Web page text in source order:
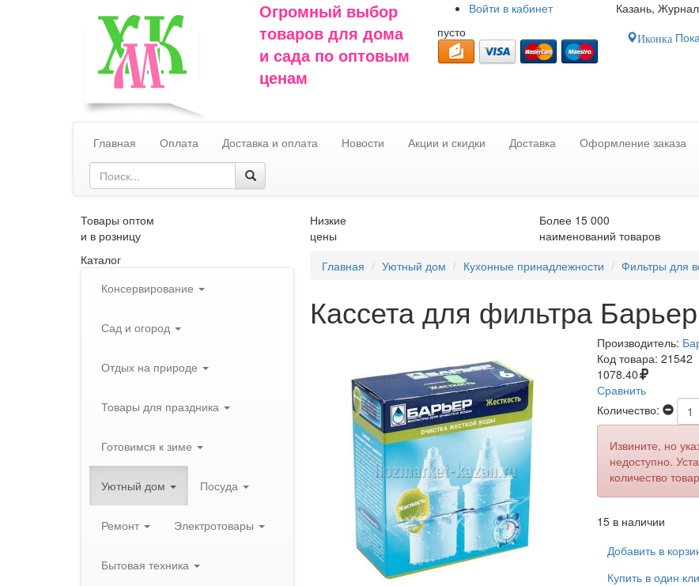
Огромный выбор
товаров для дома
и сада по оптовым
ценам
Войти в кабинет
пусто
Казань,
Иконка
Главная Оплата Доставка и оплата Новости Акции и скидки Доставка Оформление заказа
Товары оптом
и в розницу
Низкие
цены
Более 15 000
наименований товаров
Каталог
Консервирование
Сад и огород
Отдых на природе
Товары для праздника
Готовимся к зиме
Уютный дом Посуда
Ремонт Электротовары
Бытовая техника
Главная Уютный дом Кухонные принадлежности Фильтры для
Кассета для фильтра
Производитель:
Код товара: 21542
1078.40
Сравнить
Количество:
Извините, но
недоступно.
количество
15 в наличии
Добавить в
Купить в один